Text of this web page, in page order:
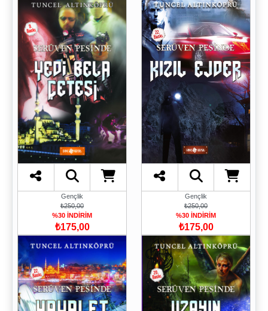
Gençlik
₺250,00
%30 İNDİRİM
₺175,00
Gençlik
₺250,00
%30 İNDİRİM
₺175,00